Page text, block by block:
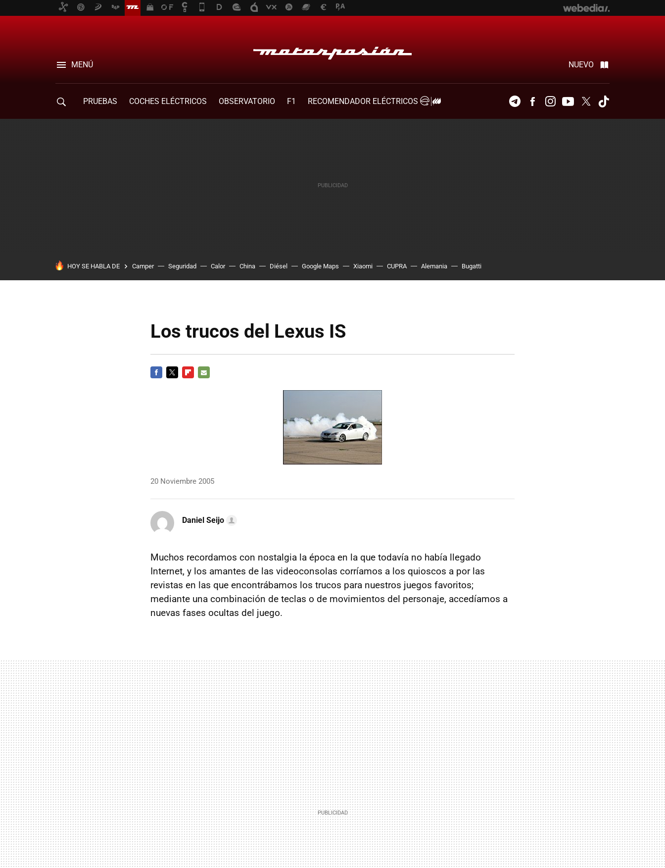
MENÚ NUEVO
PRUEBAS COCHES ELÉCTRICOS OBSERVATORIO F1
RECOMENDADOR ELÉCTRICOS
TelegramFacebookInstagramYoutubeTwitter
HOY SE HABLA DE Camper Seguridad Calor China Diésel Google Maps Xiaomi CUPRA Alemania Bugatti
Los trucos del Lexus IS
20 Noviembre 2005
Daniel Seijo
Muchos recordamos con nostalgia la época en la que todavía no había llegado
Internet, y los amantes de las videoconsolas corríamos a los quioscos a por las
revistas en las que encontrábamos los trucos para nuestros juegos favoritos;
mediante una combinación de teclas o de movimientos del personaje, accedíamos a
nuevas fases ocultas del juego.